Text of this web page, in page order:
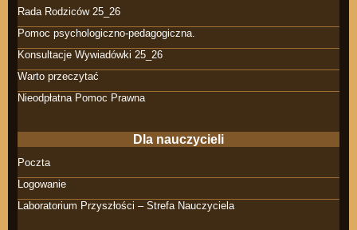
Rada Rodziców 25_26
Pomoc psychologiczno-pedagogiczna.
Konsultacje Wywiadówki 25_26
Warto przeczytać
Nieodpłatna Pomoc Prawna
Dla nauczycieli
Poczta
Logowanie
Laboratorium Przyszłości – Strefa Nauczyciela